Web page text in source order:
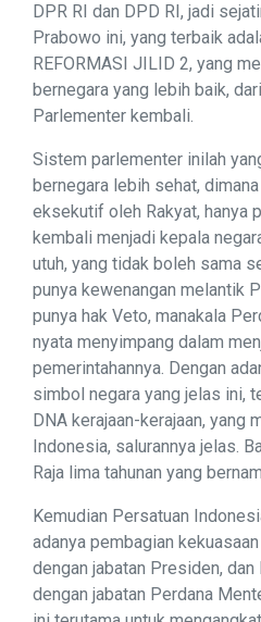
DPR RI dan DPD RI, jadi
Prabowo ini, yang terbaik
REFORMASI JILID 2, yang
bernegara yang lebih baik,
Parlementer kembali.
Sistem parlementer inilah
bernegara lebih sehat,
eksekutif oleh Rakyat, hanya
kembali menjadi kepala
utuh, yang tidak boleh sama
punya kewenangan melantik
punya hak Veto, manakala
nyata menyimpang dalam
pemerintahannya. Dengan
simbol negara yang jelas ini,
DNA kerajaan-kerajaan, yang
Indonesia, salurannya jelas.
Raja lima tahunan yang
Kemudian Persatuan
adanya pembagian
dengan jabatan Presiden,
dengan jabatan Perdana